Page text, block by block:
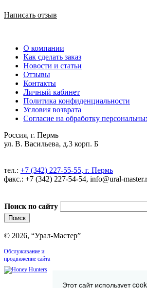
Написать отзыв
О компании
Как сделать заказ
Новости и статьи
Отзывы
Контакты
Личный кабинет
Политика конфиденциальности
Условия возврата
Согласие на обработку
Россия, г. Пермь
ул. В. Васильева, д.3 корп. Б
тел.: +7 (342) 227-55-55, г. Пермь
факс.: +7 (342) 227-54-54, info@ural-
Поиск по сайту
© 2026, “Урал-Мастер”
Обслуживание и
продвижение сайта
Этот сайт использует